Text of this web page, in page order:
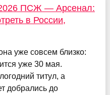
ПСЖ — Арсенал:
в России,
уже совсем близко:
уже 30 мая.
титул, а
добрались до